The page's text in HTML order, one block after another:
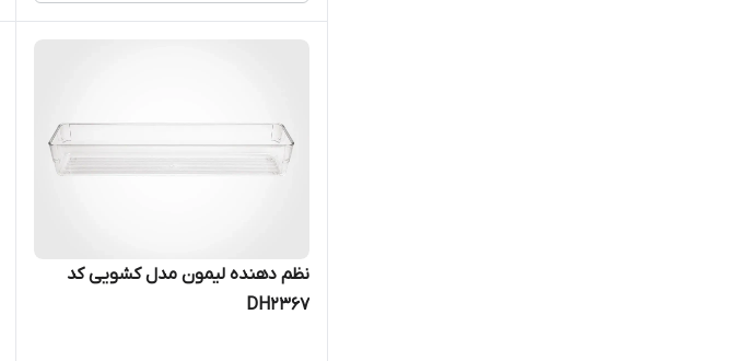
نظم دهنده لیمون مدل کشویی کد
DH2367